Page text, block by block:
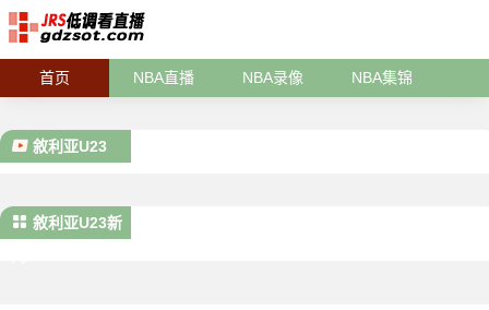
首页 NBA直播 NBA录像 NBA集锦
敘利亚U23
敘利亚U23新